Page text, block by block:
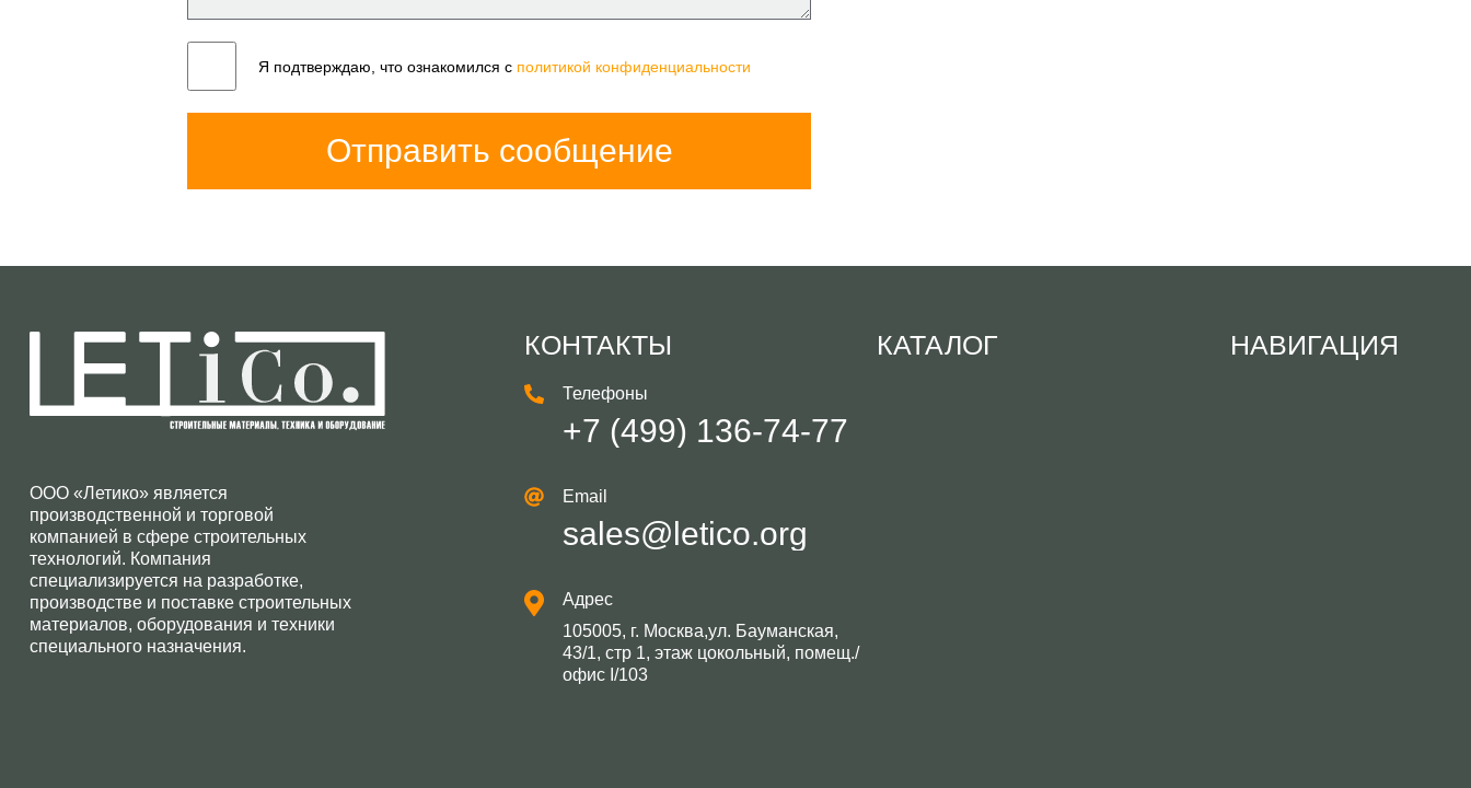
Я подтверждаю, что ознакомился с политикой конфиденциальности
Отправить сообщение
ООО «Летико» является
производственной и торговой
компанией в сфере строительных
технологий. Компания
специализируется на разработке,
производстве и поставке строительных
материалов, оборудования и техники
специального назначения.
КОНТАКТЫ
Телефоны
+7 (499) 136-74-77
Email
sales@letico.org
Адрес
105005, г. Москва,ул. Бауманская,
43/1, стр 1, этаж цокольный, помещ./
офис I/103
КАТАЛОГ НАВИГАЦИЯ